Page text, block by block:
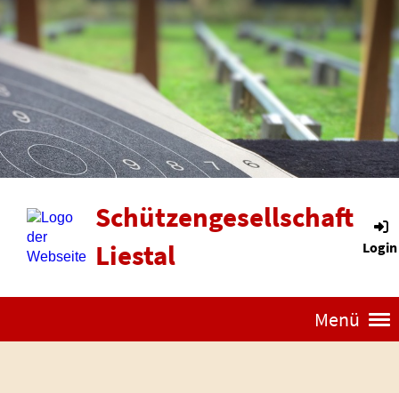
Schützengesellschaft
Liestal
Login
Menü